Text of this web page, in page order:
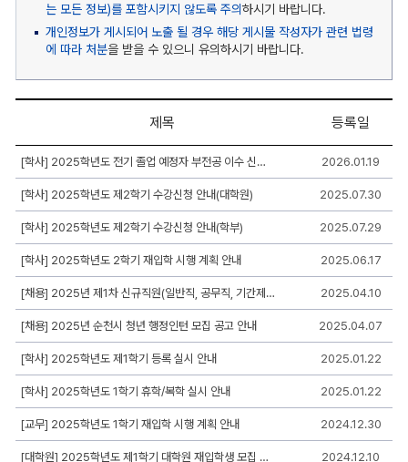
는 모든 정보)를 포함시키지 않도록 주의하시기 바랍니다.
개인정보가 게시되어 노출 될 경우 해당 게시물 작성자가 관련 법령
에 따라 처분을 받을 수 있으니 유의하시기 바랍니다.
지
사
항
게
시
판
리
스
번
호,
제
목,
작
성
자,
록
일,
조
제목 등록일
[학사] 2025학년도 전기 졸업 예정자 부전공 이수 신청 안내 2026.01.19
[학사] 2025학년도 제2학기 수강신청 안내(대학원) 2025.07.30
[학사] 2025학년도 제2학기 수강신청 안내(학부) 2025.07.29
[학사] 2025학년도 2학기 재입학 시행 계획 안내 2025.06.17
[채용] 2025년 제1차 신규직원(일반직, 공무직, 기간제) 제한경쟁 채용 공고 2025.04.10
[채용] 2025년 순천시 청년 행정인턴 모집 공고 안내 2025.04.07
[학사] 2025학년도 제1학기 등록 실시 안내 2025.01.22
[학사] 2025학년도 1학기 휴학/복학 실시 안내 2025.01.22
[교무] 2025학년도 1학기 재입학 시행 계획 안내 2024.12.30
[대학원] 2025학년도 제1학기 대학원 재입학생 모집 안내 2024.12.10